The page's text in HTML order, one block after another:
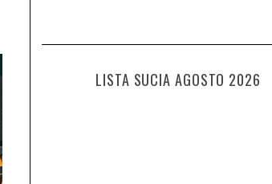
LISTA SUCIA AGOSTO 2026